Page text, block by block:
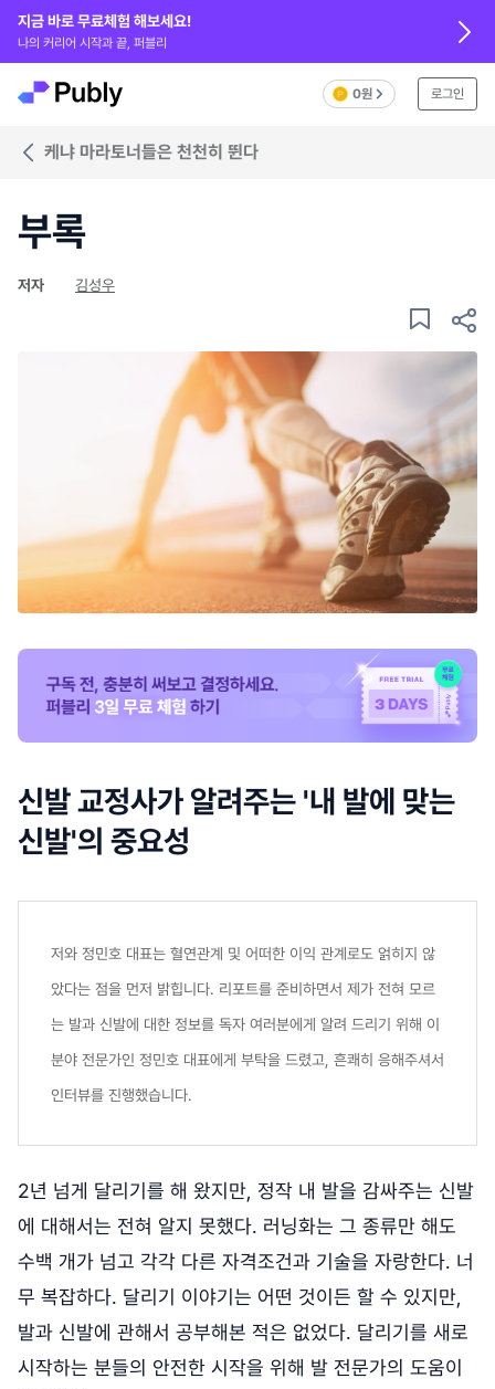
지금 바로 무료체험 해보세요!
나의 커리어 시작과 끝, 퍼블리
0원 로그인
케냐 마라토너들은 천천히 뛴다
부록
저자 김성우
신발 교정사가 알려주는 '내 발에 맞는
신발'의 중요성
저와 정민호 대표는 혈연관계 및 어떠한 이익 관계로도 얽히지 않
았다는 점을 먼저 밝힙니다. 리포트를 준비하면서 제가 전혀 모르
는 발과 신발에 대한 정보를 독자 여러분에게 알려 드리기 위해 이
분야 전문가인 정민호 대표에게 부탁을 드렸고, 흔쾌히 응해주셔서
인터뷰를 진행했습니다.
2년 넘게 달리기를 해 왔지만, 정작 내 발을 감싸주는 신발
에 대해서는 전혀 알지 못했다. 러닝화는 그 종류만 해도
수백 개가 넘고 각각 다른 자격조건과 기술을 자랑한다. 너
무 복잡하다. 달리기 이야기는 어떤 것이든 할 수 있지만,
발과 신발에 관해서 공부해본 적은 없었다. 달리기를 새로
시작하는 분들의 안전한 시작을 위해 발 전문가의 도움이